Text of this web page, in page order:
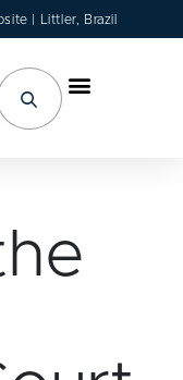
| Littler, Brazil